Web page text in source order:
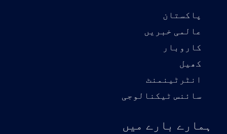
پاکستان
عالمی خبریں
کاروبار
کھیل
انٹرٹینمنٹ
سائنس ٹیکنالوجی
ہمارے بارے میں